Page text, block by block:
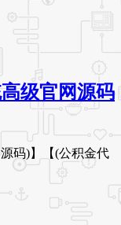
级官网源码
码)】【(公积金代